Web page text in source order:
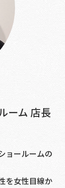
ーム 店長
ョールームの
を女性目線か